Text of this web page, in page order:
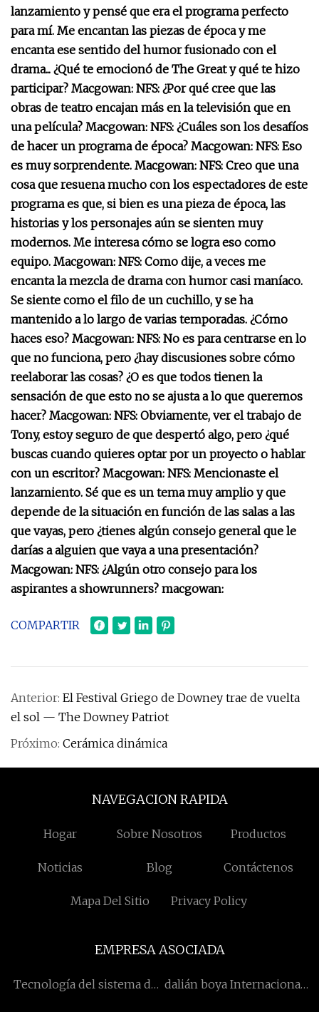
lanzamiento y pensé que era el programa perfecto
para mí. Me encantan las piezas de época y me
encanta ese sentido del humor fusionado con el
drama... ¿Qué te emocionó de The Great y qué te hizo
participar? Macgowan: NFS: ¿Por qué cree que las
obras de teatro encajan más en la televisión que en
una película? Macgowan: NFS: ¿Cuáles son los desafíos
de hacer un programa de época? Macgowan: NFS: Eso
es muy sorprendente. Macgowan: NFS: Creo que una
cosa que resuena mucho con los espectadores de este
programa es que, si bien es una pieza de época, las
historias y los personajes aún se sienten muy
modernos. Me interesa cómo se logra eso como
equipo. Macgowan: NFS: Como dije, a veces me
encanta la mezcla de drama con humor casi maníaco.
Se siente como el filo de un cuchillo, y se ha
mantenido a lo largo de varias temporadas. ¿Cómo
haces eso? Macgowan: NFS: No es para centrarse en lo
que no funciona, pero ¿hay discusiones sobre cómo
reelaborar las cosas? ¿O es que todos tienen la
sensación de que esto no se ajusta a lo que queremos
hacer? Macgowan: NFS: Obviamente, ver el trabajo de
Tony, estoy seguro de que despertó algo, pero ¿qué
buscas cuando quieres optar por un proyecto o hablar
con un escritor? Macgowan: NFS: Mencionaste el
lanzamiento. Sé que es un tema muy amplio y que
depende de la situación en función de las salas a las
que vayas, pero ¿tienes algún consejo general que le
darías a alguien que vaya a una presentación?
Macgowan: NFS: ¿Algún otro consejo para los
aspirantes a showrunners? macgowan:
COMPARTIR
Anterior: El Festival Griego de Downey trae de vuelta
el sol — The Downey Patriot
Próximo: Cerámica dinámica
NAVEGACION RAPIDA
Hogar Sobre Nosotros Productos
Noticias Blog Contáctenos
Mapa Del Sitio Privacy Policy
EMPRESA ASOCIADA
Tecnología del sistema de dalián boya Internacional